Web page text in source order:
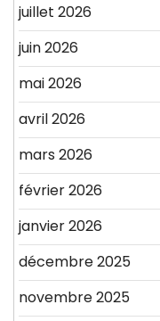
juillet 2026
juin 2026
mai 2026
avril 2026
mars 2026
février 2026
janvier 2026
décembre 2025
novembre 2025